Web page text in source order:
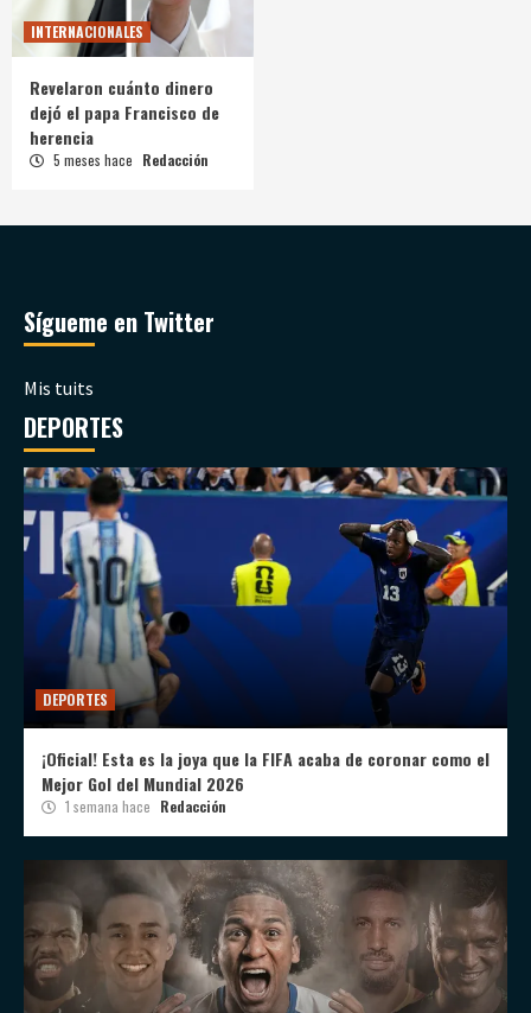
INTERNACIONALES
Revelaron cuánto dinero
dejó el papa Francisco de
herencia
5 meses hace Redacción
Sígueme en Twitter
Mis tuits
DEPORTES
DEPORTES
¡Oficial! Esta es la joya que la FIFA acaba de coronar como el
Mejor Gol del Mundial 2026
1 semana hace Redacción